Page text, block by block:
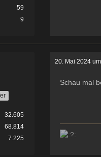
59
9
32.605
68.814
7.225
20. Mai 2024
Schau mal